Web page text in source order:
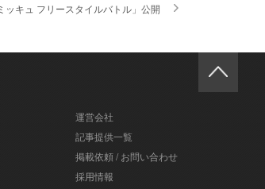
キュ フリースタイルバトル」公開
運営会社
記事提供一覧
掲載依頼 / お問い合わせ
採用情報